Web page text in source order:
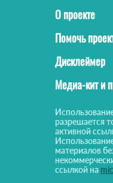
О проекте
Помочь
Дисклеймер
Медиа-кит и
разрешается
активной
материалов
ссылкой на